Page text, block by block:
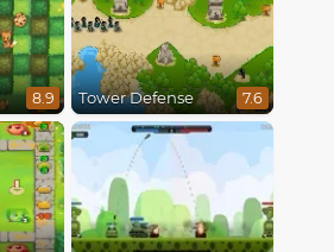
8.9 Tower Defense 7.6